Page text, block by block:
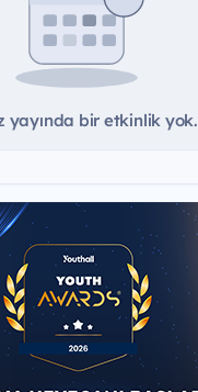
yayında bir etkinlik yok.